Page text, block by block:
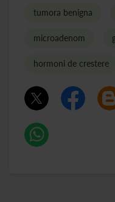
tumora benigna
microadenom
hormoni de crestere